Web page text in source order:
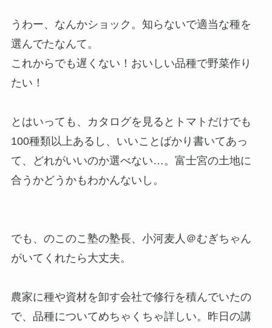
うわー、なんかショック。知らないで適当な種を
選んでたなんて。
これからでも遅くない！おいしい品種で野菜作り
たい！
とはいっても、カタログを見るとトマトだけでも
100種類以上あるし、いいことばかり書いてあっ
て、どれがいいのか選べない…。富士宮の土地に
合うかどうかもわかんないし。
でも、のこのこ塾の塾長、小河麦人＠むぎちゃん
がいてくれたら大丈夫。
農家に種や資材を卸す会社で修行を積んでいたの
で、品種についてめちゃくちゃ詳しい。昨日の講